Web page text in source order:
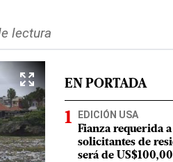
lectura
EN PORTADA
EDICIÓN USA
Fianza requerida
solicitantes de
será de